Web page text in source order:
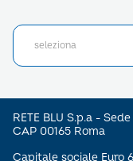
RETE BLU S.p.a -
CAP 00165 Roma
Capitale sociale Euro